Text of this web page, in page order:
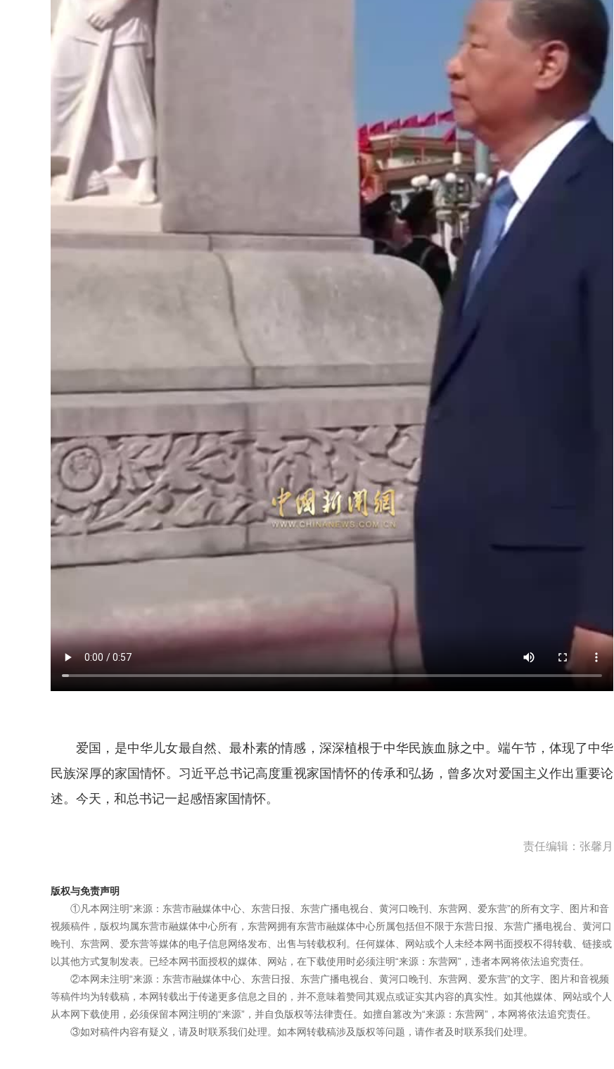
爱国，是中华儿女最自然、最朴素的情感，深深植根于中华民族血脉之中。端午节，体现了中华
民族深厚的家国情怀。习近平总书记高度重视家国情怀的传承和弘扬，曾多次对爱国主义作出重要论
述。今天，和总书记一起感悟家国情怀。
责任编辑：张馨月
版权与免责声明
①凡本网注明“来源：东营市融媒体中心、东营日报、东营广播电视台、黄河口晚刊、东营网、爱东营”的所有文字、图片和音
视频稿件，版权均属东营市融媒体中心所有，东营网拥有东营市融媒体中心所属包括但不限于东营日报、东营广播电视台、黄河口
晚刊、东营网、爱东营等媒体的电子信息网络发布、出售与转载权利。任何媒体、网站或个人未经本网书面授权不得转载、链接或
以其他方式复制发表。已经本网书面授权的媒体、网站，在下载使用时必须注明“来源：东营网”，违者本网将依法追究责任。
②本网未注明“来源：东营市融媒体中心、东营日报、东营广播电视台、黄河口晚刊、东营网、爱东营”的文字、图片和音视频
等稿件均为转载稿，本网转载出于传递更多信息之目的，并不意味着赞同其观点或证实其内容的真实性。如其他媒体、网站或个人
从本网下载使用，必须保留本网注明的“来源”，并自负版权等法律责任。如擅自篡改为“来源：东营网”，本网将依法追究责任。
③如对稿件内容有疑义，请及时联系我们处理。如本网转载稿涉及版权等问题，请作者及时联系我们处理。